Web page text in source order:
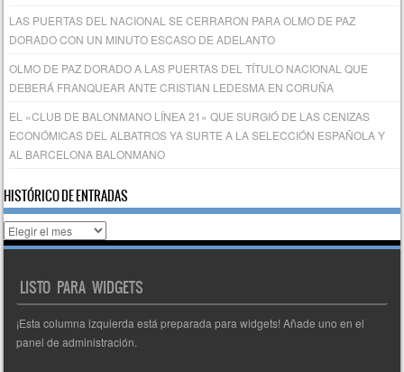
LAS PUERTAS DEL NACIONAL SE CERRARON PARA OLMO DE PAZ
DORADO CON UN MINUTO ESCASO DE ADELANTO
OLMO DE PAZ DORADO A LAS PUERTAS DEL TÍTULO NACIONAL QUE
DEBERÁ FRANQUEAR ANTE CRISTIAN LEDESMA EN CORUÑA
EL «CLUB DE BALONMANO LÍNEA 21» QUE SURGIÓ DE LAS CENIZAS
ECONÓMICAS DEL ALBATROS YA SURTE A LA SELECCIÓN ESPAÑOLA Y
AL BARCELONA BALONMANO
HISTÓRICO DE ENTRADAS
Histórico
de
LISTO PARA WIDGETS
¡Esta columna izquierda está preparada para widgets! Añade uno en el
panel de administración.